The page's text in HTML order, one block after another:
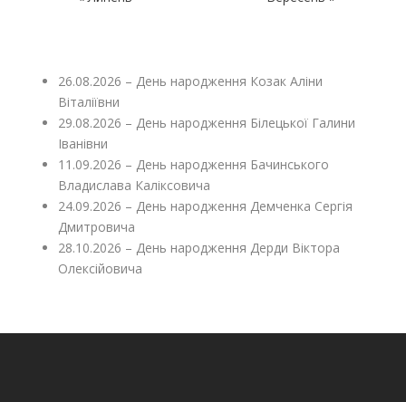
26.08.2026 – День народження Козак Аліни
Віталіївни
29.08.2026 – День народження Білецької Галини
Іванівни
11.09.2026 – День народження Бачинського
Владислава Каліксовича
24.09.2026 – День народження Демченка Сергія
Дмитровича
28.10.2026 – День народження Дерди Віктора
Олексійовича